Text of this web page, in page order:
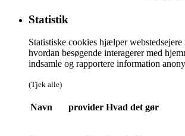
Statistik
Statistiske cookies hjælper webstedsejere
hvordan besøgende interagerer med
indsamle og rapportere information
(Tjek alle)
Navn provider Hvad det gør